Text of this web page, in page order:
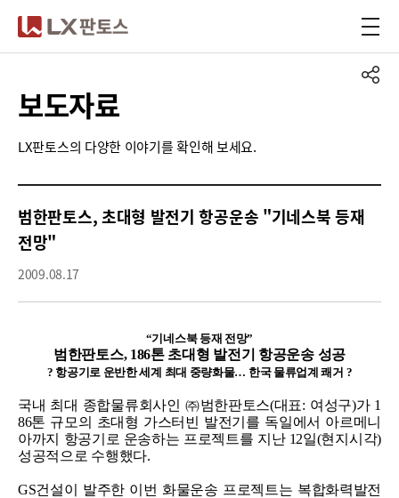
보도자료
LX판토스의 다양한 이야기를 확인해 보세요.
범한판토스, 초대형 발전기 항공운송 "기네스북 등재
전망"
2009.08.17
“기네스북 등재 전망”
범한판토스, 186톤 초대형 발전기 항공운송 성공
? 항공기로 운반한 세계 최대 중량화물… 한국 물류업계 쾌거 ?
국내 최대 종합물류회사인 ㈜범한판토스(대표: 여성구)가 1
86톤 규모의 초대형 가스터빈 발전기를 독일에서 아르메니
아까지 항공기로 운송하는 프로젝트를 지난 12일(현지시각)
성공적으로 수행했다.
GS건설이 발주한 이번 화물운송 프로젝트는 복합화력발전